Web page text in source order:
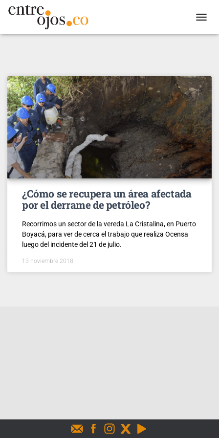
¿Cómo se recupera un área afectada
por el derrame de petróleo?
Recorrimos un sector de la vereda La Cristalina, en Puerto
Boyacá, para ver de cerca el trabajo que realiza Ocensa
luego del incidente del 21 de julio.
13 noviembre 2018